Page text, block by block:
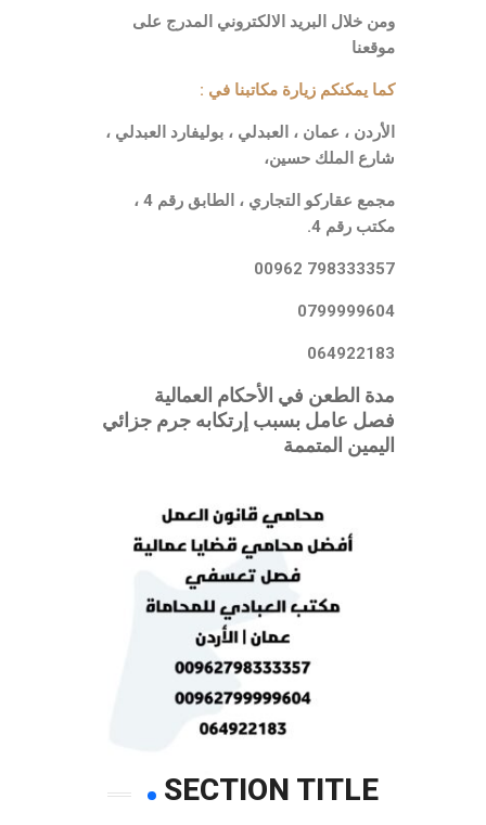
ومن خلال البريد الالكتروني المدرج على
موقعنا
كما يمكنكم زيارة مكاتبنا في :
الأردن ، عمان ، العبدلي ، بوليفارد العبدلي ،
شارع الملك حسين،
مجمع عقاركو التجاري ، الطابق رقم 4 ،
مكتب رقم 4.
798333357 00962
0799999604
064922183
مدة الطعن في الأحكام العمالية
فصل عامل بسبب إرتكابه جرم جزائي
اليمين المتممة
SECTION TITLE